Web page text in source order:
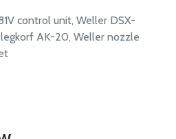
control unit, Weller DSX-
AK-20, Weller nozzle